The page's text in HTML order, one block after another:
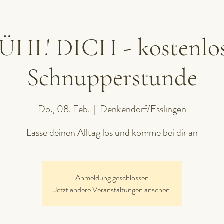
DICH -
Schnupperstunde
Do., 08. Feb.
  |
Denkendorf/Esslingen
Lasse deinen Alltag los und komme bei dir an
Anmeldung geschlossen
Jetzt andere Veranstaltungen ansehen